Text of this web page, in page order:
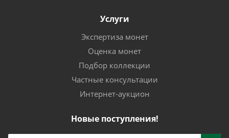
Услуги
Экспертиза монет
Оценка монет
Подбор коллекции
Частные консультации
Интернет-аукцион
Новые поступления!